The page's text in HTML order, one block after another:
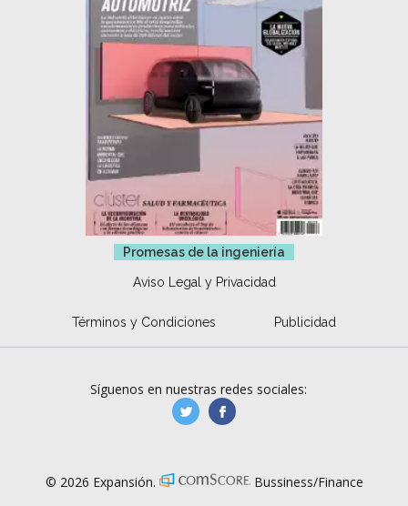
Promesas de la ingeniería
Aviso Legal y Privacidad
Términos y Condiciones Publicidad
Síguenos en nuestras redes sociales:
manufacturaGE
© 2026 Expansión. Bussiness/Finance